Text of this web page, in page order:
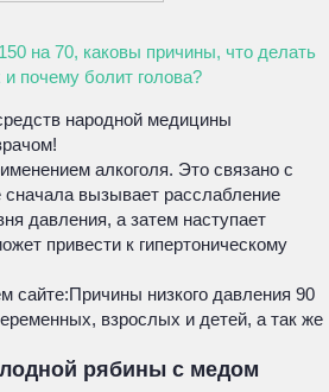
на 70, каковы причины, что делать
почему болит голова?
народной медицины
алкоголя. Это связано с
сначала вызывает расслабление
давления, а затем наступает
привести к гипертоническому
сайте:Причины низкого давления 90
взрослых и детей, а так же
рябины с медом